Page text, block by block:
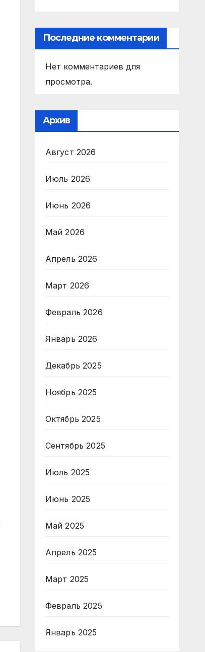
Последние комментарии
Нет комментариев для
просмотра.
Архив
Август 2026
Июль 2026
Июнь 2026
Май 2026
Апрель 2026
Март 2026
Февраль 2026
Январь 2026
Декабрь 2025
Ноябрь 2025
Октябрь 2025
Сентябрь 2025
Июль 2025
Июнь 2025
Май 2025
Апрель 2025
Март 2025
Февраль 2025
Январь 2025